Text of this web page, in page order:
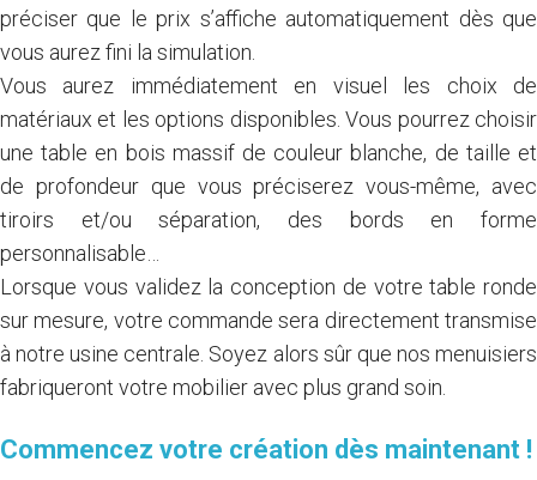
préciser que le prix s’affiche automatiquement dès que
vous aurez fini la simulation.
Vous aurez immédiatement en visuel les choix de
matériaux et les options disponibles. Vous pourrez choisir
une table en bois massif de couleur blanche, de taille et
de profondeur que vous préciserez vous-même, avec
tiroirs et/ou séparation, des bords en forme
personnalisable…
Lorsque vous validez la conception de votre table ronde
sur mesure, votre commande sera directement transmise
à notre usine centrale. Soyez alors sûr que nos menuisiers
fabriqueront votre mobilier avec plus grand soin.
Commencez votre création dès maintenant !